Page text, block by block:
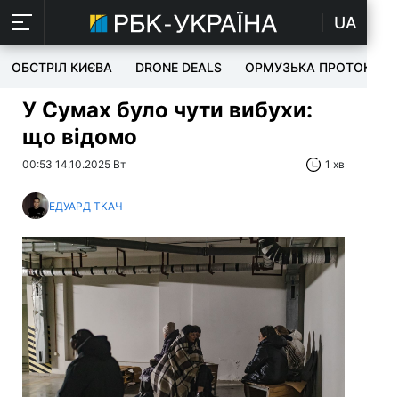
UA
ОБСТРІЛ КИЄВА DRONE DEALS ОРМУЗЬКА ПРОТОКА
У Сумах було чути вибухи:
що відомо
00:53 14.10.2025 Вт 1 хв
ЕДУАРД ТКАЧ